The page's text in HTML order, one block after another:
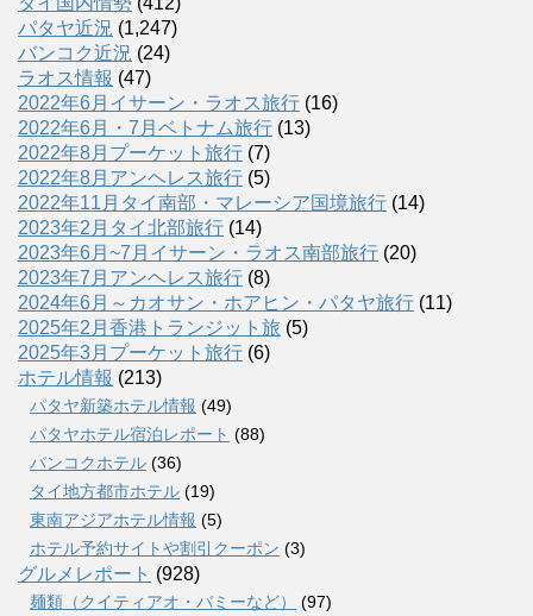
パタヤ近況 (1,247)
バンコク近況 (24)
ラオス情報 (47)
2022年6月イサーン・ラオス旅行 (16)
2022年6月・7月ベトナム旅行 (13)
2022年8月プーケット旅行 (7)
2022年8月アンヘレス旅行 (5)
2022年11月タイ南部・マレーシア国境旅行 (14)
2023年2月タイ北部旅行 (14)
2023年6月~7月イサーン・ラオス南部旅行 (20)
2023年7月アンヘレス旅行 (8)
2024年6月～カオサン・ホアヒン・パタヤ旅行 (11)
2025年2月香港トランジット旅 (5)
2025年3月プーケット旅行 (6)
ホテル情報 (213)
パタヤ新築ホテル情報 (49)
パタヤホテル宿泊レポート (88)
バンコクホテル (36)
タイ地方都市ホテル (19)
東南アジアホテル情報 (5)
ホテル予約サイトや割引クーポン (3)
グルメレポート (928)
麺類（クイティアオ・バミーなど） (97)